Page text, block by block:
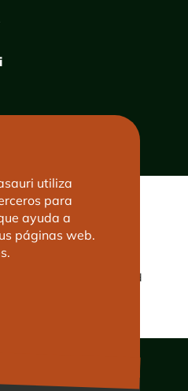
utiliza
para
ayuda a
páginas web.
LEGAL
Aviso legal
Política de privacidad